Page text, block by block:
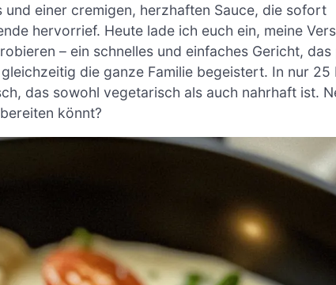
einer cremigen, herzhaften Sauce, die sofort
hervorrief. Heute lade ich euch ein, meine
– ein schnelles und einfaches Gericht,
die ganze Familie begeistert. In nur 25
das sowohl vegetarisch als auch nahrhaft ist.
könnt?